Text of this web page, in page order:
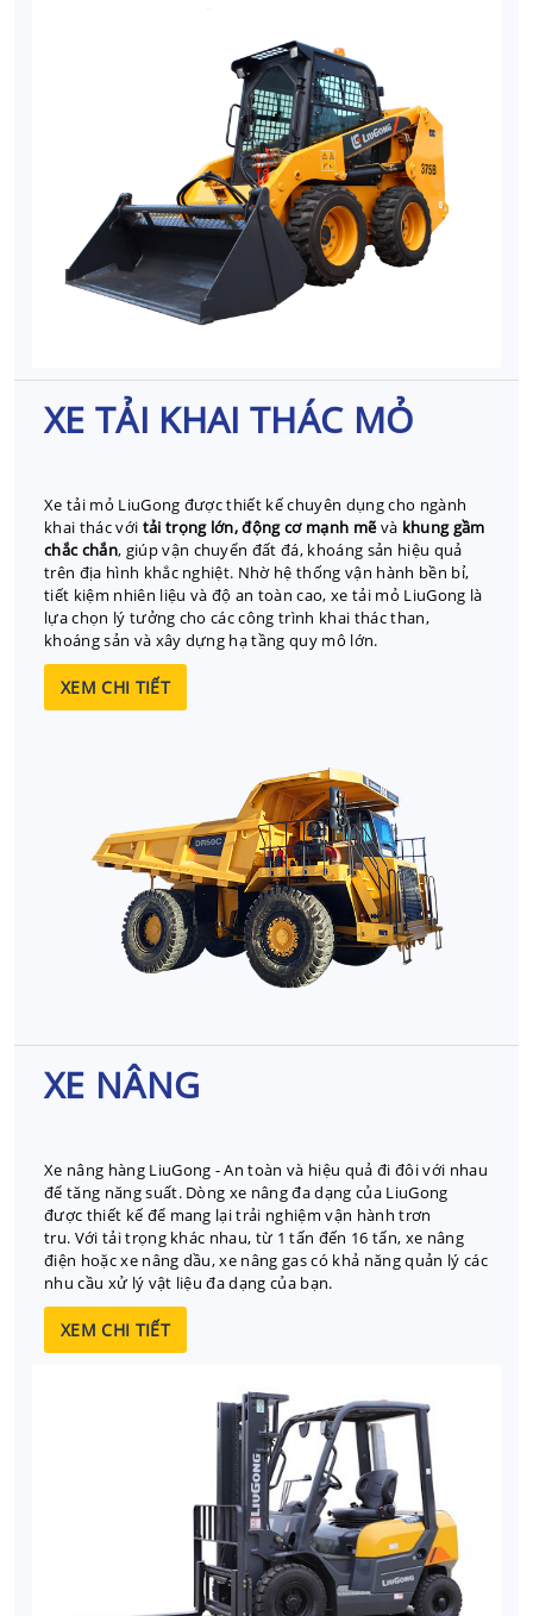
XE TẢI KHAI THÁC MỎ
Xe tải mỏ LiuGong được thiết kế chuyên dụng cho ngành
khai thác với tải trọng lớn, động cơ mạnh mẽvà khung gầm
chắc chắn, giúp vận chuyển đất đá, khoáng sản hiệu quả
trên địa hình khắc nghiệt. Nhờ hệ thống vận hành bền bỉ,
tiết kiệm nhiên liệu và độ an toàn cao, xe tải mỏ LiuGong là
lựa chọn lý tưởng cho các công trình khai thác than,
khoáng sản và xây dựng hạ tầng quy mô lớn.
XEM CHI TIẾT
XE NÂNG
Xe nâng hàng LiuGong - An toàn và hiệu quả đi đôi với nhau
để tăng năng suất. Dòng xe nâng đa dạng của LiuGong
được thiết kế để mang lại trải nghiệm vận hành trơn
tru. Với tải trọng khác nhau, từ 1 tấn đến 16 tấn, xe nâng
điện hoặc xe nâng dầu, xe nâng gas có khả năng quản lý các
nhu cầu xử lý vật liệu đa dạng của bạn.
XEM CHI TIẾT